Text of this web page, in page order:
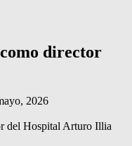
director
2026